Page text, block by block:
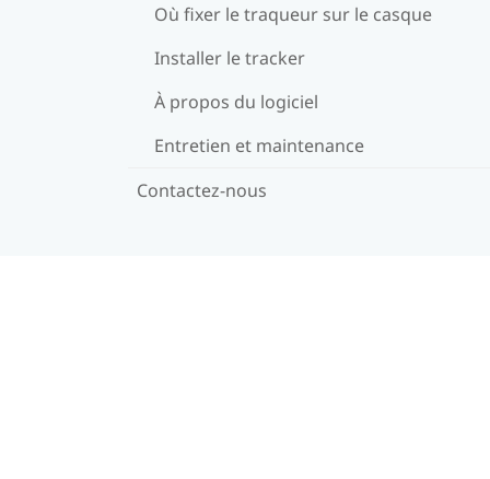
Où fixer le traqueur sur le casque
Installer le tracker
À propos du logiciel
Entretien et maintenance
Contactez-nous